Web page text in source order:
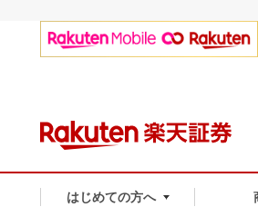
はじめての方へ